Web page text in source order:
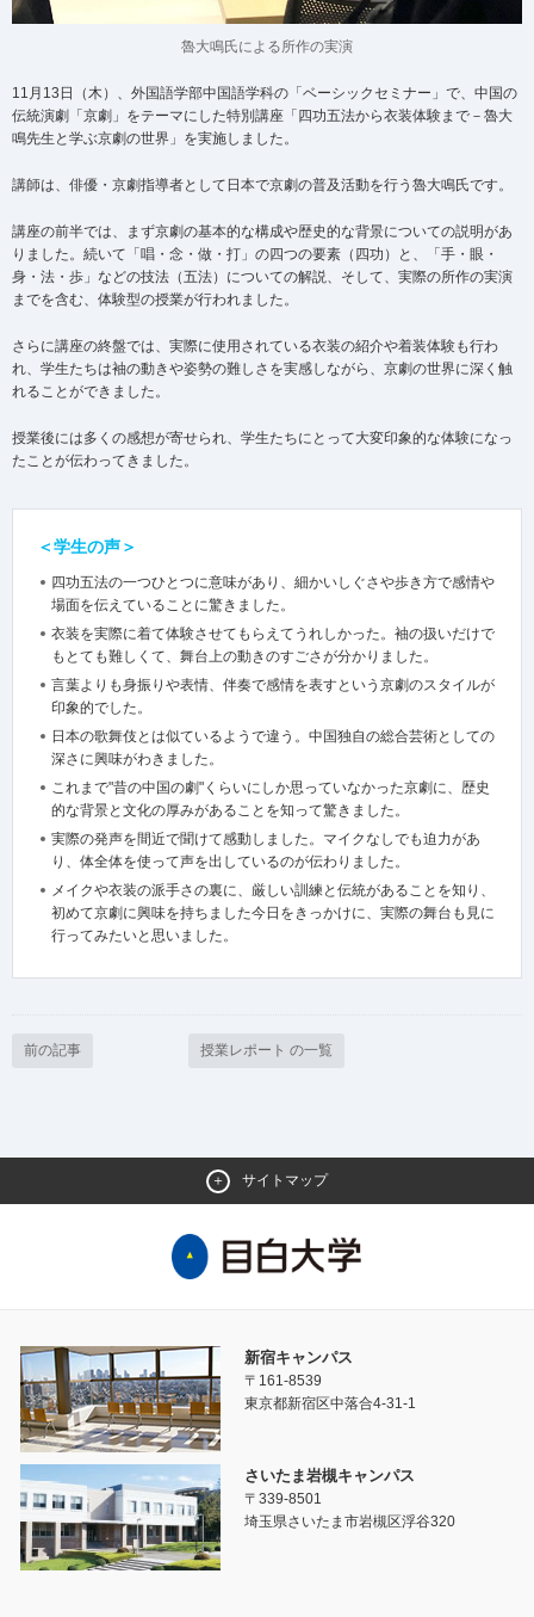
魯大鳴氏による所作の実演
11月13日（木）、外国語学部中国語学科の「ベーシックセミナー」で、中国の
伝統演劇「京劇」をテーマにした特別講座「四功五法から衣装体験まで－魯大
鳴先生と学ぶ京劇の世界」を実施しました。
講師は、俳優・京劇指導者として日本で京劇の普及活動を行う魯大鳴氏です。
講座の前半では、まず京劇の基本的な構成や歴史的な背景についての説明があ
りました。続いて「唱・念・做・打」の四つの要素（四功）と、「手・眼・
身・法・歩」などの技法（五法）についての解説、そして、実際の所作の実演
までを含む、体験型の授業が行われました。
さらに講座の終盤では、実際に使用されている衣装の紹介や着装体験も行わ
れ、学生たちは袖の動きや姿勢の難しさを実感しながら、京劇の世界に深く触
れることができました。
授業後には多くの感想が寄せられ、学生たちにとって大変印象的な体験になっ
たことが伝わってきました。
＜学生の声＞
四功五法の一つひとつに意味があり、細かいしぐさや歩き方で感情や
場面を伝えていることに驚きました。
衣装を実際に着て体験させてもらえてうれしかった。袖の扱いだけで
もとても難しくて、舞台上の動きのすごさが分かりました。
言葉よりも身振りや表情、伴奏で感情を表すという京劇のスタイルが
印象的でした。
日本の歌舞伎とは似ているようで違う。中国独自の総合芸術としての
深さに興味がわきました。
これまで"昔の中国の劇"くらいにしか思っていなかった京劇に、歴史
的な背景と文化の厚みがあることを知って驚きました。
実際の発声を間近で聞けて感動しました。マイクなしでも迫力があ
り、体全体を使って声を出しているのが伝わりました。
メイクや衣装の派手さの裏に、厳しい訓練と伝統があることを知り、
初めて京劇に興味を持ちました今日をきっかけに、実際の舞台も見に
行ってみたいと思いました。
前の記事 授業レポート の一覧
サイトマップ
新宿キャンパス
〒161-8539
東京都新宿区中落合4-31-1
さいたま岩槻キャンパス
〒339-8501
埼玉県さいたま市岩槻区浮谷320